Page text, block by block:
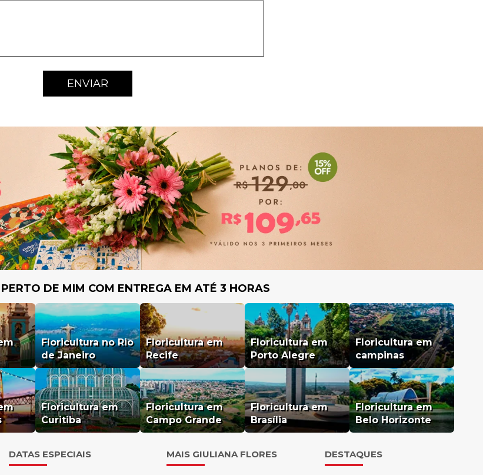
ENVIAR
DE MIM COM ENTREGA EM ATÉ 3 HORAS
Floricultura no Rio
de Janeiro
Floricultura em
Recife
Floricultura em
Porto Alegre
Floricultura em
campinas
Floricultura em
Curitiba
Floricultura em
Campo Grande
Floricultura em
Brasília
Floricultura em
Belo Horizonte
DATAS ESPECIAIS MAIS GIULIANA FLORES DESTAQUES